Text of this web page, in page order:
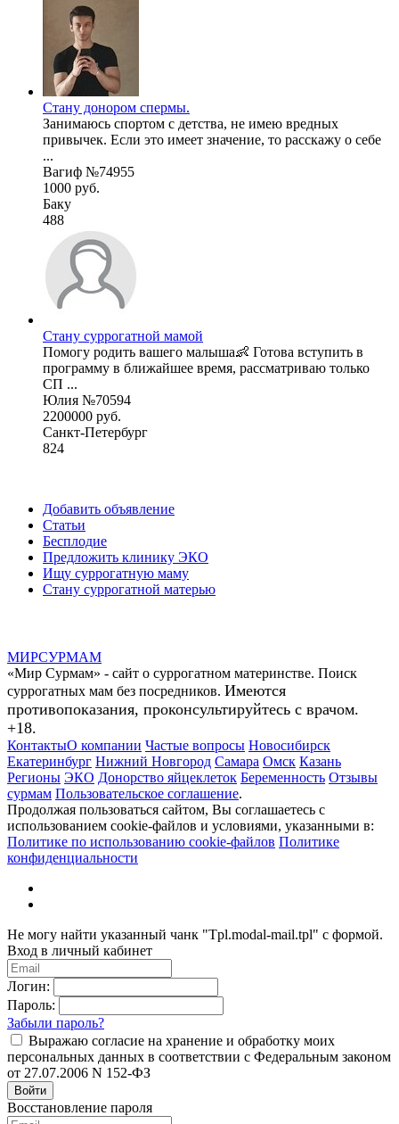
Стану донором спермы.
Занимаюсь спортом с детства, не имею вредных
привычек. Если это имеет значение, то расскажу о себе
...
Вагиф №74955
1000 руб.
Баку
488
Стану суррогатной мамой
Помогу родить вашего малыша👶 Готова вступить в
программу в ближайшее время, рассматриваю только
СП ...
Юлия №70594
2200000 руб.
Санкт-Петербург
824
Добавить объявление
Статьи
Бесплодие
Предложить клинику ЭКО
Ищу суррогатную маму
Стану суррогатной матерью
МИРСУРМАМ
«Мир Сурмам» - сайт о суррогатном материнстве. Поиск
суррогатных мам без посредников. Имеются
противопоказания, проконсультируйтесь с врачом.
+18.
КонтактыО компании Частые вопросы Новосибирск
Екатеринбург Нижний Новгород Самара Омск Казань
Регионы ЭКО Донорство яйцеклеток Беременность Отзывы
сурмам Пользовательское соглашение.
Продолжая пользоваться сайтом, Вы соглашаетесь с
использованием cookie-файлов и условиями, указанными в:
Политике по использованию cookie-файлов Политике
конфиденциальности
Не могу найти указанный чанк "Tpl.modal-mail.tpl" с формой.
Вход в личный кабинет
Логин:
Пароль:
Забыли пароль?
Выражаю согласие на хранение и обработку моих
персональных данных в соответствии с Федеральным законом
от 27.07.2006 N 152-ФЗ
Войти
Восстановление пароля